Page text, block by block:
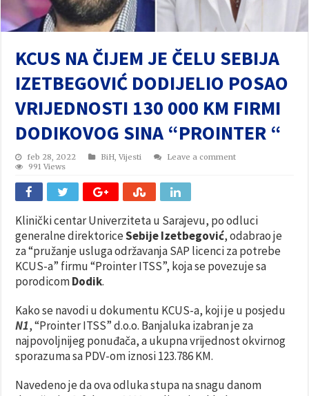
KCUS NA ČIJEM JE ČELU SEBIJA
IZETBEGOVIĆ DODIJELIO POSAO
VRIJEDNOSTI 130 000 KM FIRMI
DODIKOVOG SINA “PROINTER “
feb 28, 2022 BiH,Vijesti
Leave a comment
991 Views
Klinički centar Univerziteta u Sarajevu, po odluci
generalne direktoriceSebije Izetbegović, odabrao je
za “pružanje usluga održavanja SAP licenci za potrebe
KCUS-a” firmu “Prointer ITSS”, koja se povezuje sa
porodicomDodik.
Kako se navodi u dokumentu KCUS-a, koji je u posjedu
N1, “Prointer ITSS” d.o.o. Banjaluka izabran je za
najpovoljnijeg ponuđača, a ukupna vrijednost okvirnog
sporazuma sa PDV-om iznosi 123.786 KM.
Navedeno je da ova odluka stupa na snagu danom